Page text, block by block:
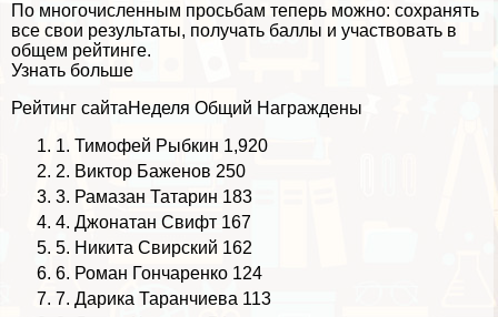
По многочисленным просьбам теперь можно: сохранять
все свои результаты, получать баллы и участвовать в
общем рейтинге.
Узнать больше
Рейтинг сайтаНеделя Общий Награждены
1. Тимофей Рыбкин 1,920
2. Виктор Баженов 250
3. Рамазан Татарин 183
4. Джонатан Свифт 167
5. Никита Свирский 162
6. Роман Гончаренко 124
7. Дарика Таранчиева 113